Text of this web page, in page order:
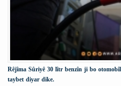
Rêjîma Sûriyê 30 lîtr benzîn ji bo
taybet diyar dike.